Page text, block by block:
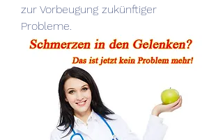
zur Vorbeugung zukünftiger
Probleme.